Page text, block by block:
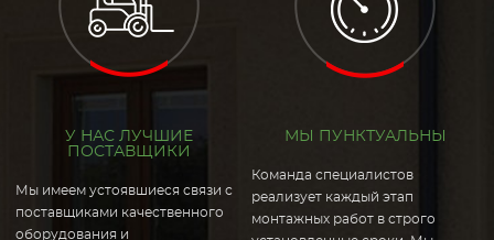
У НАС ЛУЧШИЕ
ПОСТАВЩИКИ
Мы имеем устоявшиеся связи с
поставщиками качественного
оборудования и
МЫ ПУНКТУАЛЬНЫ
Команда специалистов
реализует каждый этап
монтажных работ в строго